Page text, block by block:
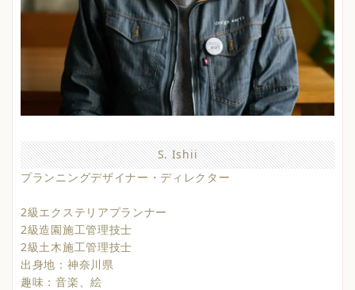
S. Ishii
プランニングデザイナー・ディレクター
2級エクステリアプランナー
2級造園施工管理技士
2級土木施工管理技士
出身地：神奈川県
趣味：音楽、絵